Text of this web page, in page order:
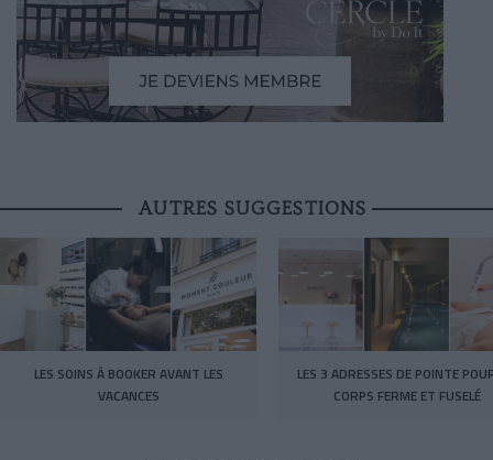
AUTRES SUGGESTIONS
LES SOINS À BOOKER AVANT LES
VACANCES
LES 3 ADRESSES DE POINTE
CORPS FERME ET FUSELÉ